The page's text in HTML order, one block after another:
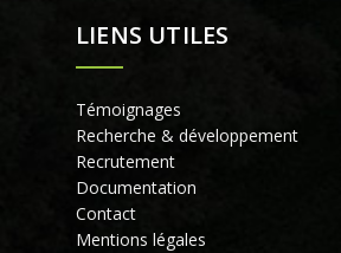
LIENS UTILES
Témoignages
Recherche & développement
Recrutement
Documentation
Contact
Mentions légales